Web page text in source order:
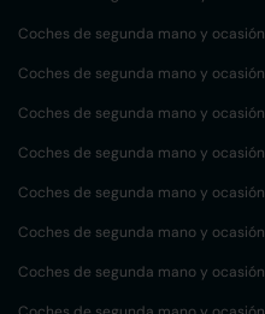
Coches de segunda mano y ocasión
Coches de segunda mano y ocasión
Coches de segunda mano y ocasión
Coches de segunda mano y ocasión
Coches de segunda mano y ocasión
Coches de segunda mano y ocasión
Coches de segunda mano y ocasión